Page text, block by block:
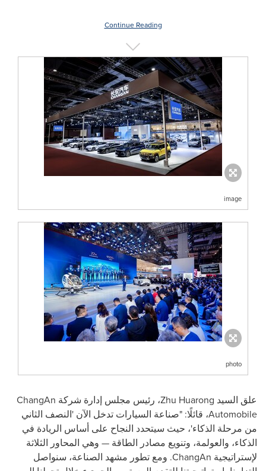
Continue Reading
image
photo
علق السيد Zhu Huarong، رئيس مجلس إدارة شركة ChangAn
Automobile، قائلًا: "صناعة السيارات تدخل الآن 'النصف الثاني
من مرحلة الذكاء'، حيث سيتحدد النجاح على أساس الريادة في
الذكاء، والعولمة، وتنويع مصادر الطاقة — وهي المحاور الثلاثة
لإستراتيجية ChangAn
. ومع تطور مشهد الصناعة، سنواصل